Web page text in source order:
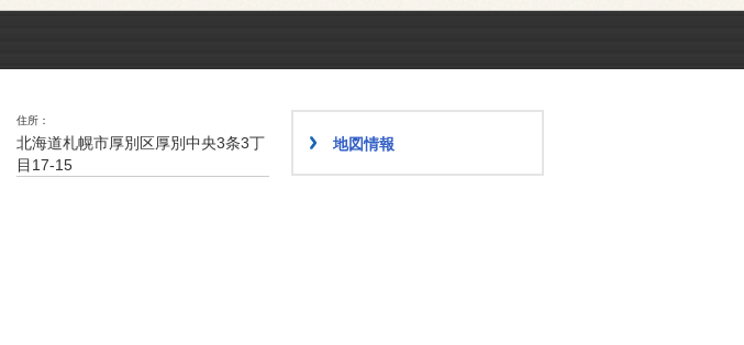
住所
北海道札幌市厚別区厚別中央3条3丁
目17-15
地図情報